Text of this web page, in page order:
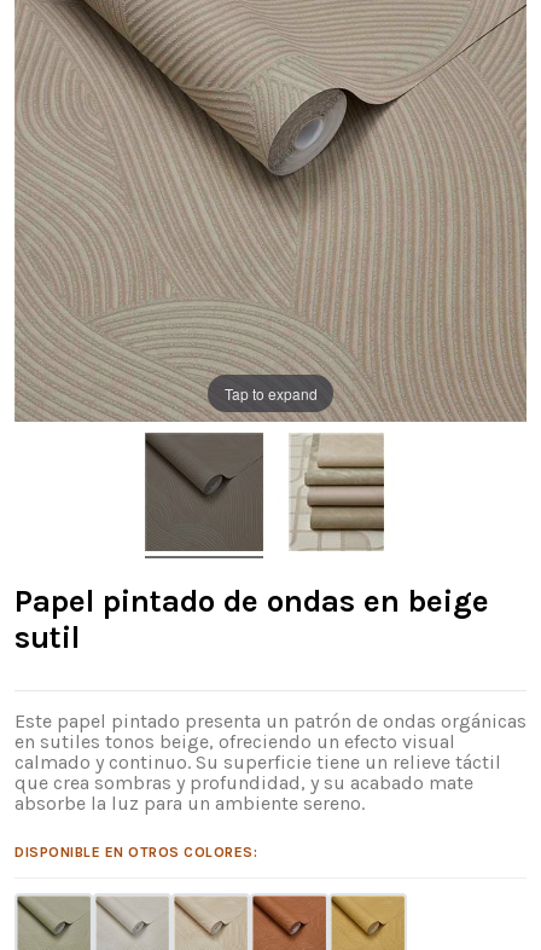
Tap to expand
Papel pintado de ondas en beige
sutil
Este papel pintado presenta un patrón de ondas orgánicas
en sutiles tonos beige, ofreciendo un efecto visual
calmado y continuo. Su superficie tiene un relieve táctil
que crea sombras y profundidad, y su acabado mate
absorbe la luz para un ambiente sereno.
DISPONIBLE EN OTROS COLORES: